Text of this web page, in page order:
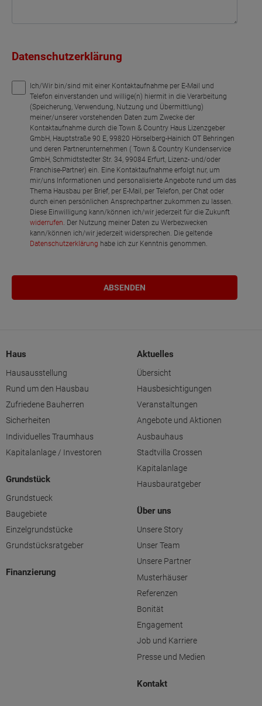
Datenschutzerklärung
Ich/Wir bin/sind mit einer Kontaktaufnahme per E-Mail und
Telefon einverstanden und willige(n) hiermit in die Verarbeitung
(Speicherung, Verwendung, Nutzung und Übermittlung)
meiner/unserer vorstehenden Daten zum Zwecke der
Kontaktaufnahme durch die Town & Country Haus Lizenzgeber
GmbH, Hauptstraße 90 E, 99820 Hörselberg-Hainich OT Behringen
und deren Partnerunternehmen ( Town & Country Kundenservice
GmbH, Schmidtstedter Str. 34, 99084 Erfurt, Lizenz- und/oder
Franchise-Partner) ein. Eine Kontaktaufnahme erfolgt nur, um
mir/uns Informationen und personalisierte Angebote rund um das
Thema Hausbau per Brief, per E-Mail, per Telefon, per Chat oder
durch einen persönlichen Ansprechpartner zukommen zu lassen.
Diese Einwilligung kann/können ich/wir jederzeit für die Zukunft
widerrufen. Der Nutzung meiner Daten zu Werbezwecken
kann/können ich/wir jederzeit widersprechen. Die geltende
Datenschutzerklärung habe ich zur Kenntnis genommen.
Haus
Hausausstellung
Rund um den Hausbau
Zufriedene Bauherren
Sicherheiten
Individuelles Traumhaus
Kapitalanlage / Investoren
Grundstück
Grundstueck
Baugebiete
Einzelgrundstücke
Grundstücksratgeber
Finanzierung
Aktuelles
Übersicht
Hausbesichtigungen
Veranstaltungen
Angebote und Aktionen
Ausbauhaus
Stadtvilla Crossen
Kapitalanlage
Hausbauratgeber
Über uns
Unsere Story
Unser Team
Unsere Partner
Musterhäuser
Referenzen
Bonität
Engagement
Job und Karriere
Presse und Medien
Kontakt